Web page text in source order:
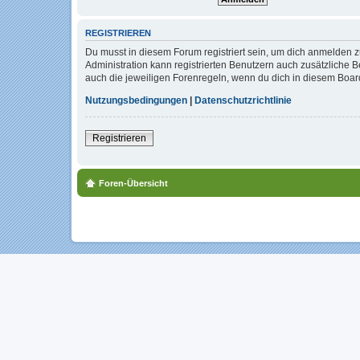
REGISTRIEREN
Du musst in diesem Forum registriert sein, um dich
Administration kann registrierten Benutzern auch zusätzliche
auch die jeweiligen Forenregeln, wenn du dich in diesem
Nutzungsbedingungen | Datenschutzrichtlinie
Registrieren
Foren-Übersicht